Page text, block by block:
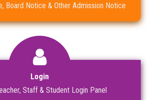
Board Notice & Other Admission Notice
Login
Staff & Student Login Panel